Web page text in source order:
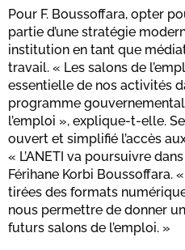
Pour F. Boussoffara, opter
partie d’une stratégie
institution en tant que
travail. « Les salons de
essentielle de nos activités
programme
l’emploi », explique-t-elle.
ouvert et simplifié l’accès
« L’ANETI va poursuivre
Férihane Korbi Boussoffara.
tirées des formats
nous permettre de donner
futurs salons de l’emploi. »